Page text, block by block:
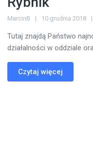
MarcinB 10 grudnia 2018
Tutaj znajdą Państwo
działalności w oddziale
Czytaj więcej